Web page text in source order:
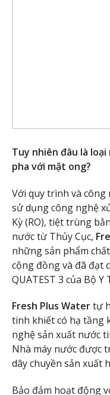
Tuy nhiên đâu là
pha với mật ong?
Với quy trình và
sử dụng công nghệ
Kỳ (RO), tiệt trùng
nước từ Thủy Cục,
những sản phẩm
cộng đồng và đã đạt
QUATEST 3 của Bộ Y
Fresh Plus Watertự
tinh khiết có hạ tầng
nghệ sản xuất nước
Nhà máy nước được
dây chuyền sản xuất
Bảo đảm hoạt động